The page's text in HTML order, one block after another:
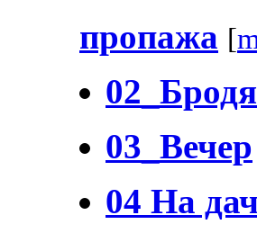
пропажа [
03_Вечер
04 На